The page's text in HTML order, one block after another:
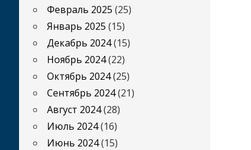
Февраль 2025 (25)
Январь 2025 (15)
Декабрь 2024(15)
Ноябрь 2024(22)
Октябрь 2024(25)
Сентябрь 2024(21)
Август 2024(28)
Июль 2024(16)
Июнь 2024(15)